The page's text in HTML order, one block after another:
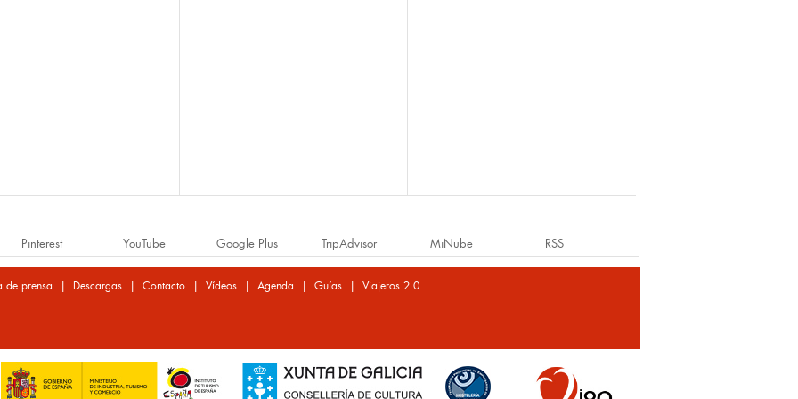
Pinterest YouTube Google Plus TripAdvisor MiNube RSS
de prensa | Descargas| Contacto| Vídeos| Agenda | Guías| Viajeros 2.0